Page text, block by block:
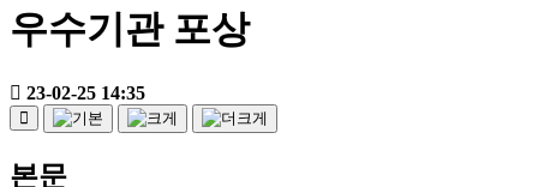
우수기관 포상
23-02-25 14:35
본문